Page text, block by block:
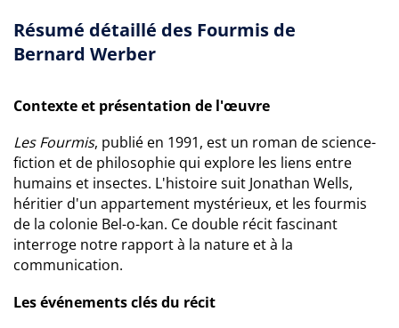
Résumé détaillé des Fourmis de
Bernard Werber
Contexte et présentation de l'œuvre
Les Fourmis, publié en 1991, est un roman de science-
fiction et de philosophie qui explore les liens entre
humains et insectes. L'histoire suit Jonathan Wells,
héritier d'un appartement mystérieux, et les fourmis
de la colonie Bel-o-kan. Ce double récit fascinant
interroge notre rapport à la nature et à la
communication.
Les événements clés du récit